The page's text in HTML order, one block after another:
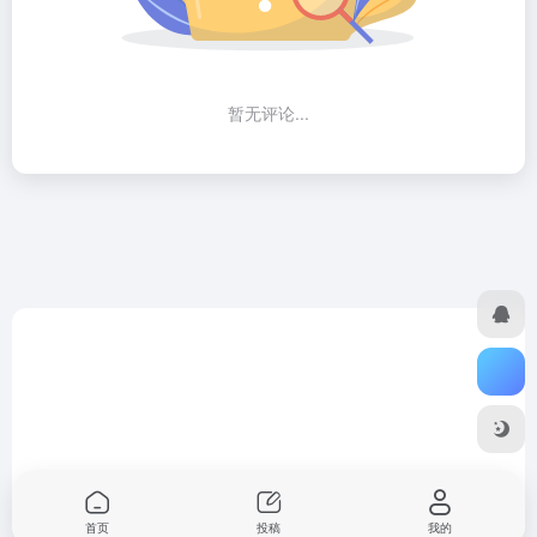
暂无评论...
首页 投稿 我的